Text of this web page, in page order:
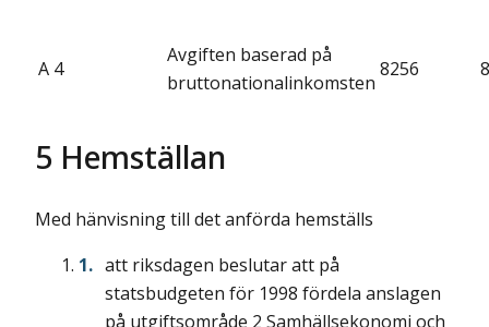
A 4
Avgiften baserad på
bruttonationalinkomsten
8256
5 Hemställan
Med hänvisning till det anförda hemställs
att riksdagen beslutar att på
statsbudgeten för 1998 fördela anslagen
på utgiftsområde 2 Samhällsekonomi och